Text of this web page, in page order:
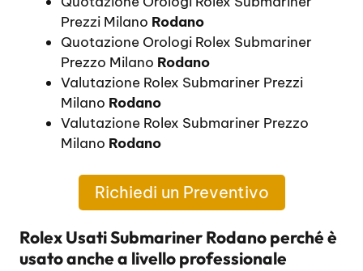
Prezzi Milano Rodano
Quotazione Orologi Rolex Submariner
Prezzo Milano Rodano
Valutazione Rolex Submariner Prezzi
Milano Rodano
Valutazione Rolex Submariner Prezzo
Milano Rodano
Richiedi un Preventivo
Rolex Usati Submariner Rodano perché è
usato anche a livello professionale